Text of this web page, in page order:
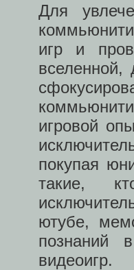
Для
игр и
вселенной,
игровой
покупая
такие,
ютубе,
познаний
видеоигр.